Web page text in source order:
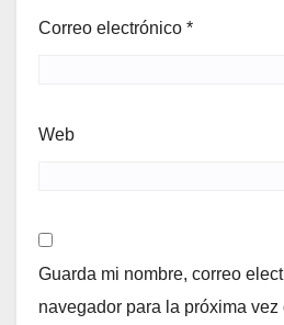
Correo electrónico *
Web
Guarda mi nombre, correo
navegador para la próxima vez